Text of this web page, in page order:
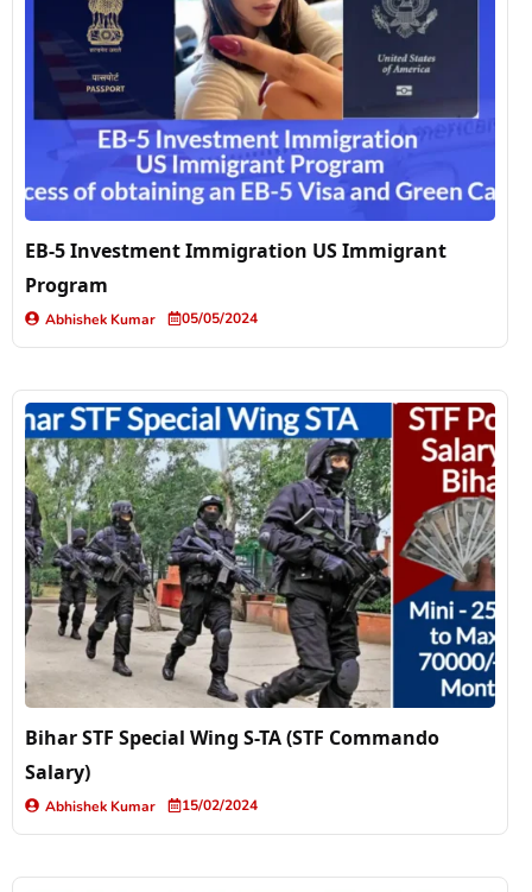
EB-5 Investment Immigration US Immigrant
Program
Abhishek Kumar 05/05/2024
Bihar STF Special Wing S-TA (STF Commando
Salary)
Abhishek Kumar 15/02/2024